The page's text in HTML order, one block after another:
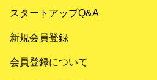
スタートアップQ&A
新規会員登録
会員登録について